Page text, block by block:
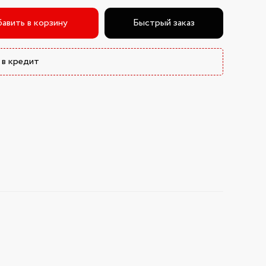
в корзину Быстрый заказ
кредит